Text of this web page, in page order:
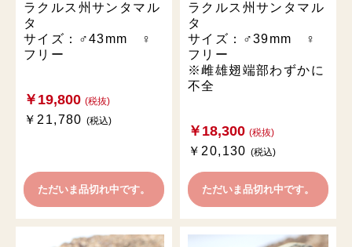
ラクルス州サンタマル
タ
サイズ：♂43mm ♀
フリー
￥19,800 (税抜)
￥21,780(税込)
ただいま品切れ中です。
ラクルス州サンタマル
タ
サイズ：♂39mm ♀
フリー
※雌雄翅端部わずかに
不全
￥18,300 (税抜)
￥20,130(税込)
ただいま品切れ中です。